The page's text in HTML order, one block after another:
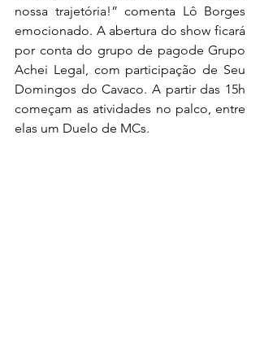
nossa trajetória!” comenta Lô Borges
emocionado. A abertura do show ficará
por conta do grupo de pagode Grupo
Achei Legal, com participação de Seu
Domingos do Cavaco. A partir das 15h
começam as atividades no palco, entre
elas um Duelo de MCs.